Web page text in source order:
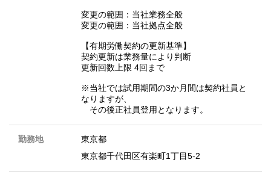
変更の範囲：当社業務全般
変更の範囲：当社拠点全般
【有期労働契約の更新基準】
契約更新は業務量により判断
更新回数上限 4回まで
※当社では試用期間の3か月間は契約社員と
なりますが、
その後正社員登用となります。
勤務地
東京都
東京都千代田区有楽町1丁目5-2